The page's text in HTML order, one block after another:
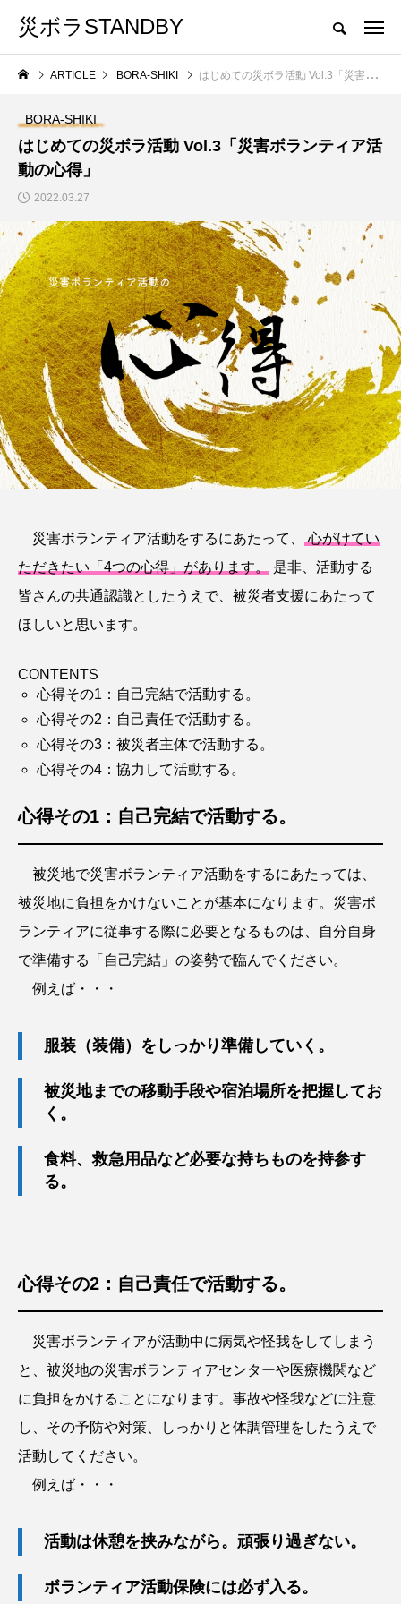
茨城県災害ボランティア活動支援サイト
カテゴリ名をクリックしていただくと、カテゴリトップへ移動します。
EVENT
「いばらき学ぼうさいwith防災
フェス」に「災害ボランティア」
ブースを出展します。
BORA-SHIKI
茨城県の災害
TAG LIST
タグをクリックしていただくと、タグトップページへ移動します。
茨城県外の災害ボランティア募集情報
バックナンバー ICT ボランティア休暇
寄附金
災害ボランティア 災害
災害ボランティア募集 節税
企業版ふるさと納税 災害ボランティア登録
BORA-SHIKI
オンライン
災ボラSTANDBY
ARTICLE BORA-SHIKI はじめての災ボラ活動 Vol.3「災害ボランティア活動の心得」
BORA-SHIKI
はじめての災ボラ活動 Vol.3「災害ボランティア活
動の心得」
2022.03.27
災害ボランティア活動をするにあたって、
心がけてい
ただきたい「4つの心得」があります。
是非、活動する
皆さんの共通認識としたうえで、被災者支援にあたって
ほしいと思います。
CONTENTS
心得その1：自己完結で活動する。
心得その2：自己責任で活動する。
心得その3：被災者主体で活動する。
心得その4：協力して活動する。
心得その1：自己完結で活動する。
被災地で災害ボランティア活動をするにあたっては、
被災地に負担をかけないことが基本になります。災害ボ
ランティアに従事する際に必要となるものは、自分自身
で準備する「自己完結」の姿勢で臨んでください。
例えば・・・
服装（装備）をしっかり準備していく。
被災地までの移動手段や宿泊場所を把握してお
く。
食料、救急用品など必要な持ちものを持参す
る。
心得その2：自己責任で活動する。
災害ボランティアが活動中に病気や怪我をしてしまう
と、被災地の災害ボランティアセンターや医療機関など
に負担をかけることになります。事故や怪我などに注意
し、その予防や対策、しっかりと体調管理をしたうえで
活動してください。
例えば・・・
活動は休憩を挟みながら。頑張り過ぎない。
ボランティア活動保険には必ず入る。